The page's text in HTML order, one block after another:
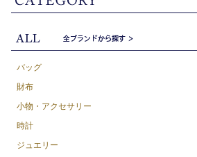
バッグ
財布
小物・アクセサリー
時計
ジュエリー